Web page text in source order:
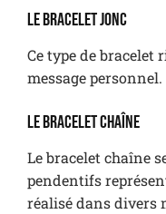
Le bracelet jonc
Ce type de bracelet
message
Le bracelet chaîne
Le bracelet chaîne
pendentifs
réalisé dans divers